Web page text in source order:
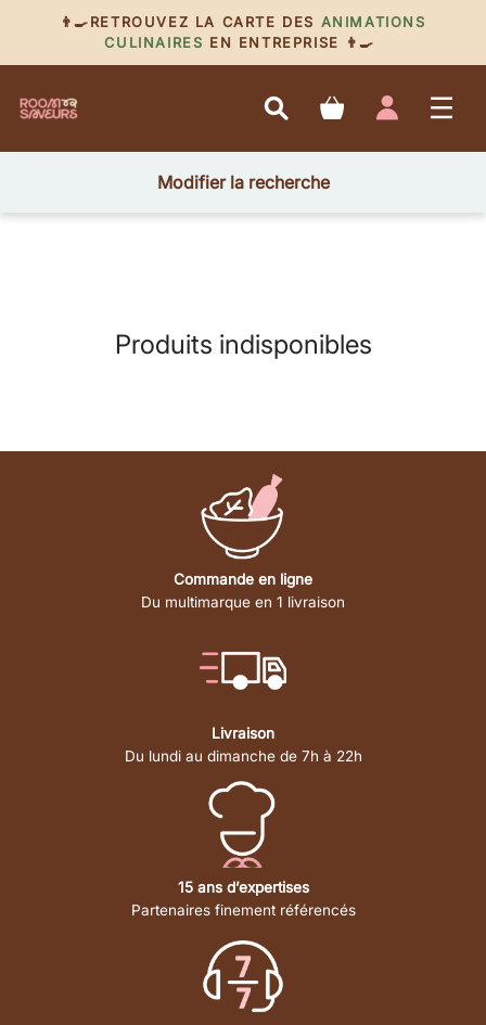
👨‍🍳RETROUVEZ LA CARTE DES ANIMATIONS
CULINAIRES EN ENTREPRISE 👨‍🍳
Modifier la recherche
Produits indisponibles
Commande en ligne
Du multimarque en 1 livraison
Livraison
Du lundi au dimanche de 7h à 22h
15 ans d’expertises
Partenaires finement référencés